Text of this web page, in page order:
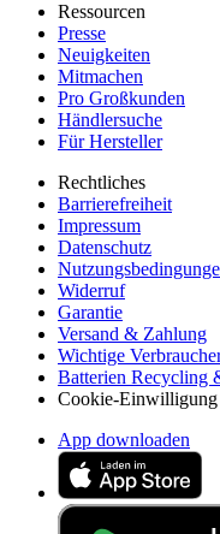
Ressourcen
Presse
Neuigkeiten
Mitmachen
Pro Großkunden
Händlersuche
Für Hersteller
Rechtliches
Barrierefreiheit
Impressum
Datenschutz
Widerruf
Garantie
Versand & Zahlung
Wichtige
Batterien Recycling
Cookie-Einwilligung
App downloaden